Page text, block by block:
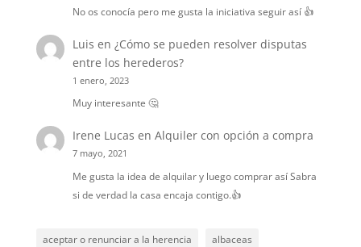
No os conocía pero me gusta la iniciativa seguir así 👍
Luis en ¿Cómo se pueden resolver disputas
entre los herederos?
1 enero, 2023
Muy interesante 🤔
Irene Lucas enAlquiler con opción a compra
7 mayo, 2021
Me gusta la idea de alquilar y luego comprar así Sabra
si de verdad la casa encaja contigo.👍
aceptar o renunciar a la herencia
albaceas